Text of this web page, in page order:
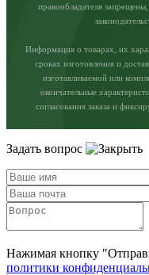
правообладателя
Информация о товарах, их
сроках изготовления и
изготавливаемой или
окончательные
согласования заказа и
Задать вопрос
Нажимая кнопку
политики